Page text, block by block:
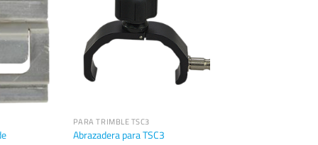
PARA TRIMBLE TSC3
Abrazadera para TSC3